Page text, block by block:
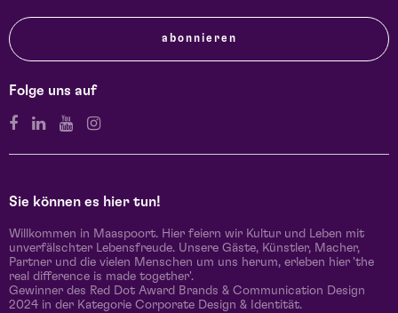
abonnieren
Folge uns auf
Sie können es hier tun!
Willkommen in Maaspoort. Hier feiern wir Kultur und Leben mit
unverfälschter Lebensfreude. Unsere Gäste, Künstler, Macher,
Partner und die vielen Menschen um uns herum, erleben hier 'the
real difference is made together'.
Gewinner des Red Dot Award Brands & Communication Design
2024 in der Kategorie Corporate Design & Identität.